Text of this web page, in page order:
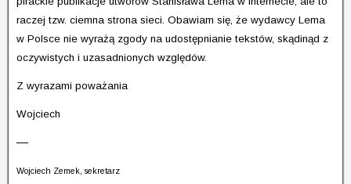
raczej tzw. ciemna strona sieci. Obawiam się, że wydawcy Lema
w Polsce nie wyrażą zgody na udostępnianie tekstów, skądinąd z
oczywistych i uzasadnionych względów.
Z wyrazami poważania
Wojciech
—
Wojciech Zemek, sekretarz